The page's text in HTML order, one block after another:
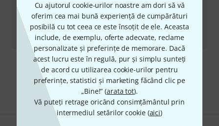
Cu ajutorul cookie-urilor noastre am dori să vă
oferim cea mai bună experiență de cumpărături
posibilă cu tot ceea ce este însoțit de ele. Aceasta
include, de exemplu, oferte adecvate, reclame
personalizate și preferințe de memorare. Dacă
acest lucru este în regulă, pur și simplu sunteți
de acord cu utilizarea cookie-urilor pentru
preferințe, statistici și marketing făcând clic pe
„Bine!” (arata tot).
Vă puteți retrage oricând consimțământul prin
intermediul setărilor cookie (aici)
în stoc
959lei
30-prețul zilei: 1.045 lei
-8%
Transport gratuit de la 1.500 lei
Preturile includ TVA